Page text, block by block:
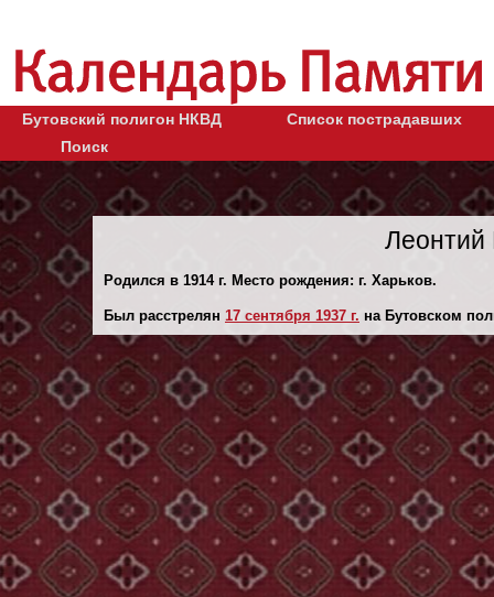
Бутовский полигон НКВД
Список пострадавших
Поиск
Леонтий
Родился в 1914 г. Место рождения: г. Харьков.
Был расстрелян 17 сентября 1937 г. на Бутовском